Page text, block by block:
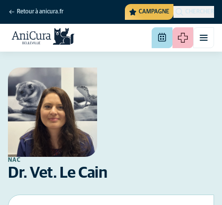
Retour à anicura.fr CAMPAGNE CHERCHER
NAC
Dr. Vet. Le Cain